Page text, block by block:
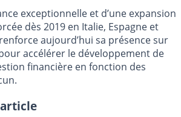
exceptionnelle et d’une expansion
dès 2019 en Italie, Espagne et
aujourd’hui sa présence sur
accélérer le développement de
financière en fonction des